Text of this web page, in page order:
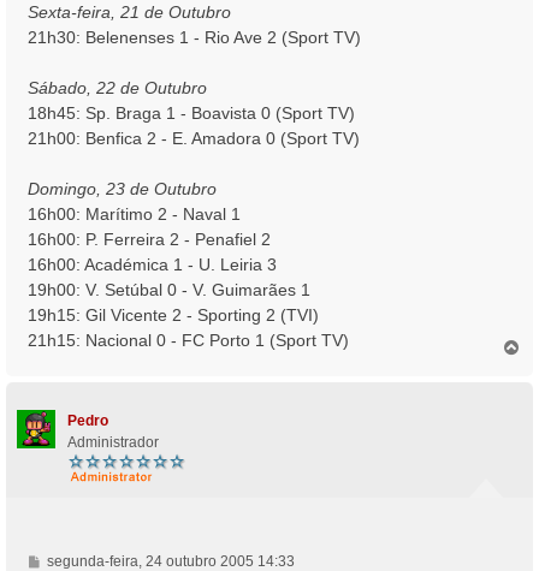
g
e
Sexta-feira, 21 de Outubro
21h30: Belenenses 1 - Rio Ave 2 (Sport TV)
Sábado, 22 de Outubro
18h45: Sp. Braga 1 - Boavista 0 (Sport TV)
21h00: Benfica 2 - E. Amadora 0 (Sport TV)
Domingo, 23 de Outubro
16h00: Marítimo 2 - Naval 1
16h00: P. Ferreira 2 - Penafiel 2
16h00: Académica 1 - U. Leiria 3
19h00: V. Setúbal 0 - V. Guimarães 1
19h15: Gil Vicente 2 - Sporting 2 (TVI)
21h15: Nacional 0 - FC Porto 1 (Sport TV)
Pedro
Administrador
M
segunda-feira, 24 outubro 2005 14:33